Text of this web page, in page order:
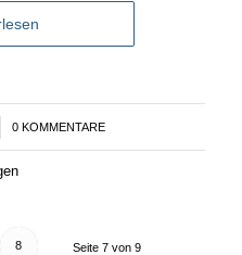
0 KOMMENTARE
Seite 7 von 9
8